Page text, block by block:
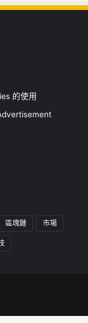
的使用
區塊鏈 市場